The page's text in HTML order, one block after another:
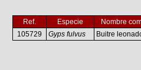
Ref. Especie Nombre
105729
Gyps fulvus Buitre